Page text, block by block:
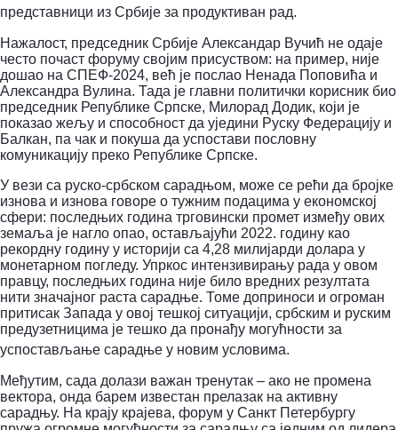
представници из Србије за продуктиван рад.
Нажалост, председник Србије Александар Вучић не одаје
често почаст форуму својим присуством: на пример, није
дошао на СПЕФ-2024, већ је послао Ненада Поповића и
Александра Вулина. Тада је главни политички корисник био
председник Републике Српске, Милорад Додик, који је
показао жељу и способност да уједини Руску Федерацију и
Балкан, па чак и покуша да успостави пословну
комуникацију преко Републике Српске.
У вези са руско-србском сарадњом, може се рећи да бројке
изнова и изнова говоре о тужним подацима у економској
сфери: последњих година трговински промет између ових
земаља је нагло опао, остављајући 2022. годину као
рекордну годину у историји са 4,28 милијарди долара у
монетарном погледу. Упркос интензивирању рада у овом
правцу, последњих година није било вредних резултата
нити значајног раста сарадње. Томе доприноси и огроман
притисак Запада у овој тешкој ситуацији, србским и руским
предузетницима је тешко да пронађу могућности за
успостављање сарадње у новим условима.
Међутим, сада долази важан тренутак – ако не промена
вектора, онда барем известан прелазак на активну
сарадњу. На крају крајева, форум у Санкт Петербургу